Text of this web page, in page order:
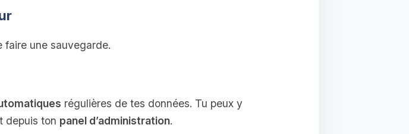
faire une sauvegarde.
régulières de tes données. Tu peux y
depuis ton panel d’administration.